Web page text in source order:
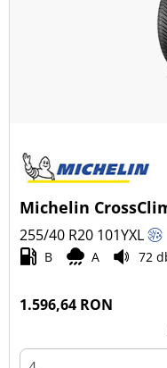
Michelin
255/40 R20 101YXL
B A 72
1.596,64 RON